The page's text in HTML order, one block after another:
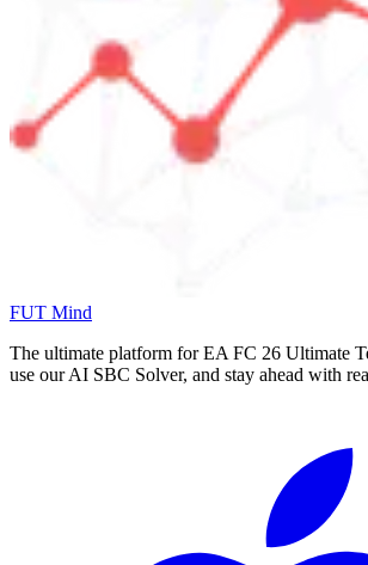
FUT Mind
The ultimate platform for EA FC 26 Ultimate
use our AI SBC Solver, and stay ahead with